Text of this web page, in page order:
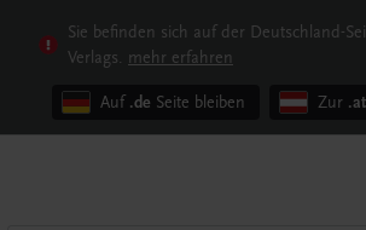
Sie befinden sich auf der Deutschland-
Verlags. mehr erfahren
Auf .de Seite bleiben Zur .at